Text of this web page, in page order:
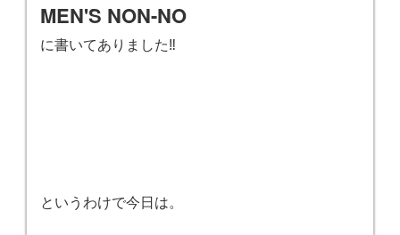
MEN'S NON-NO
に書いてありました‼️
というわけで今日は。